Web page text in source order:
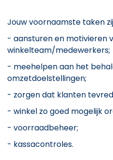
Jouw voornaamste taken
- aansturen en motivieren
winkelteam/medewerkers;
- meehelpen aan het
omzetdoelstellingen;
- zorgen dat klanten
- winkel zo goed mogelijk
- voorraadbeheer;
- kassacontroles.